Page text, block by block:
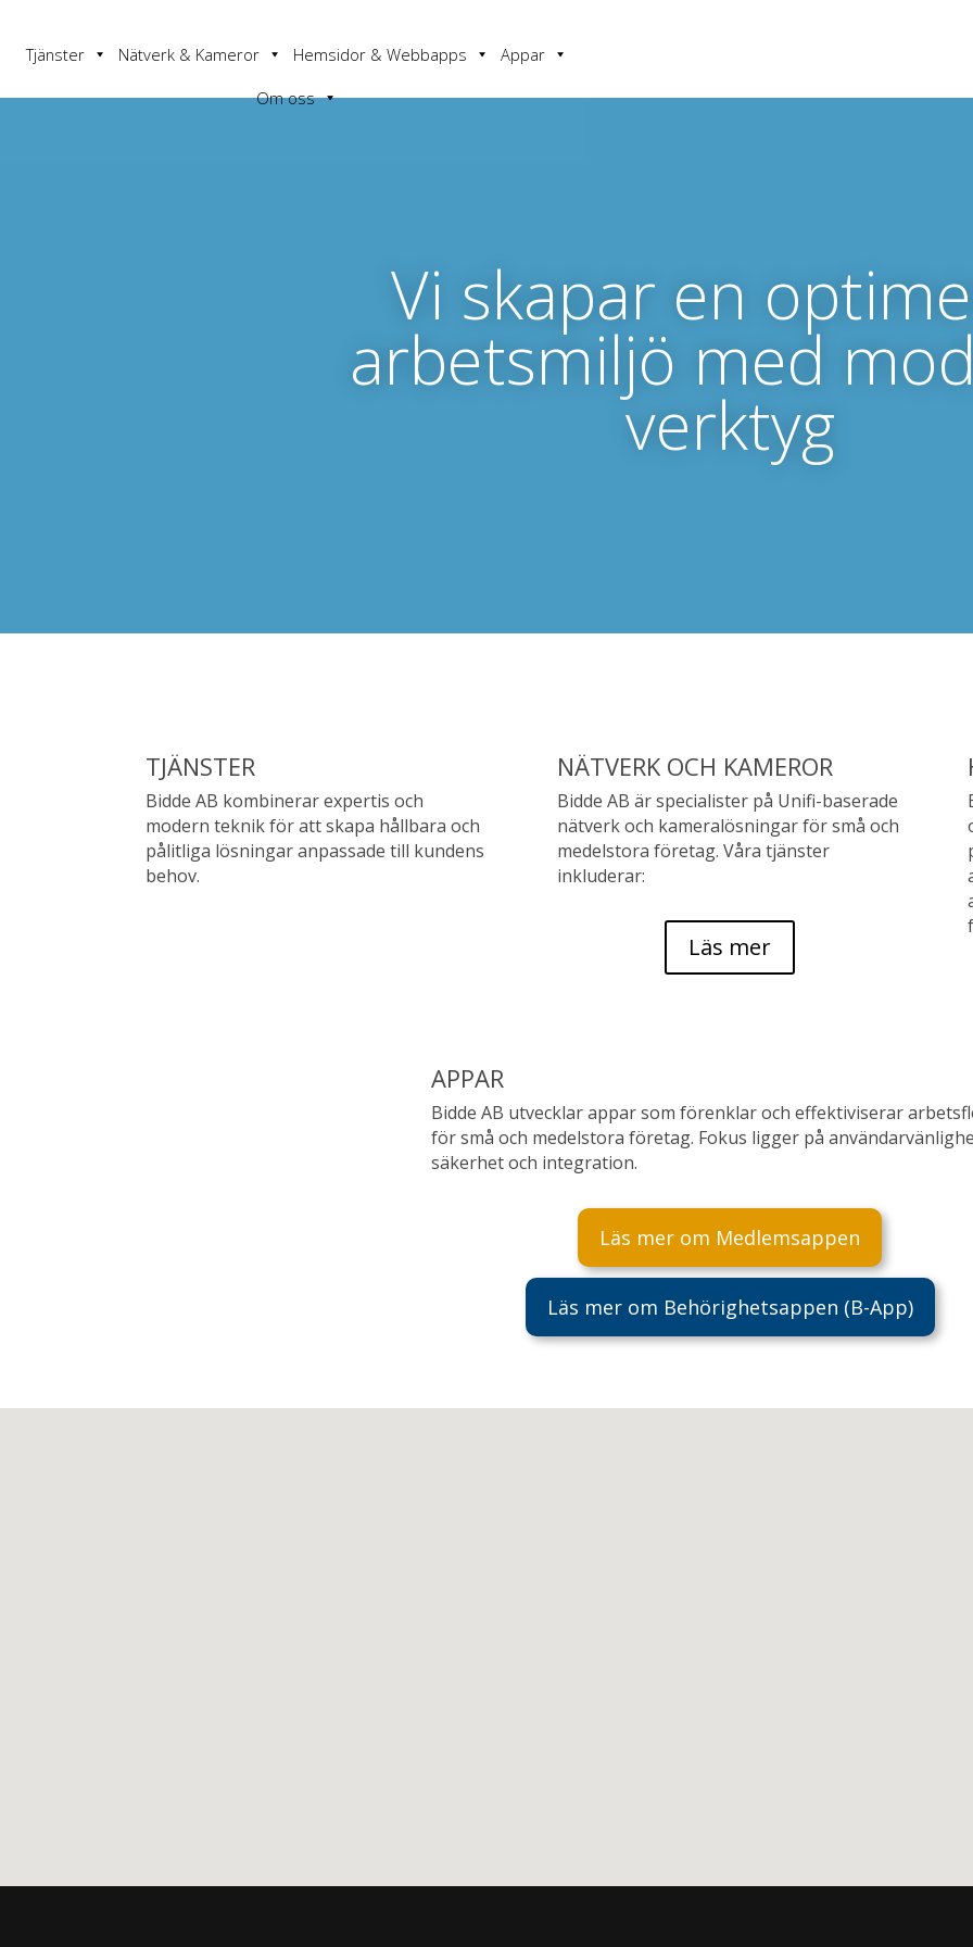
Tjänster Nätverk & Kameror Hemsidor & Webbapps
Appar
Om oss
Vi skapar en
arbetsmiljö med
verktyg
TJÄNSTER
Bidde AB kombinerar expertis och
modern teknik för att skapa hållbara och
pålitliga lösningar anpassade till kundens
behov.
NÄTVERK OCH KAMEROR
Bidde AB är specialister på Unifi-baserade
nätverk och kameralösningar för små och
medelstora företag. Våra tjänster
inkluderar:
Läs mer
APPAR
Bidde AB utvecklar appar som förenklar och effektiviserar
för små och medelstora företag. Fokus ligger på
säkerhet och integration.
Läs mer om Medlemsappen
Läs mer om Behörighetsappen (B-App)